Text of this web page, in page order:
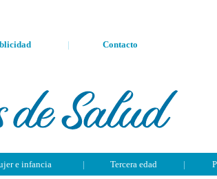
| Contacto
e infancia | Tercera edad |